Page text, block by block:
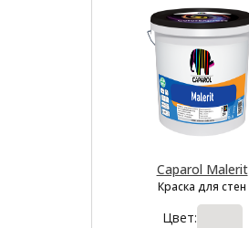
Caparol Malerit
Краска для стен
Цвет: